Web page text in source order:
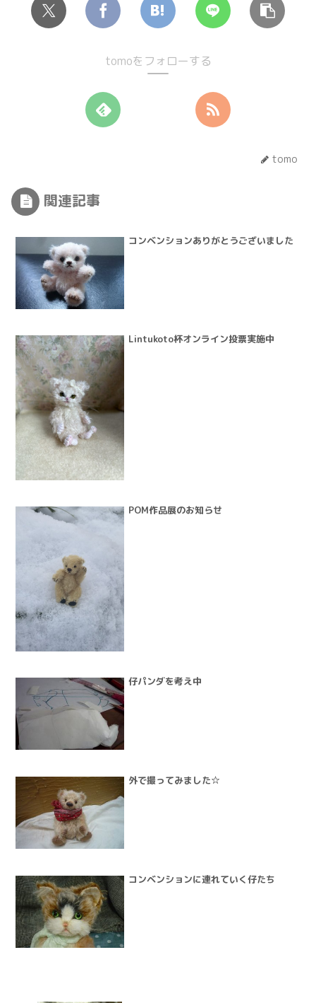
tomoをフォローする
tomo
関連記事
コンベンションありがとうございました
Lintukoto杯オンライン投票実施中
POM作品展のお知らせ
仔パンダを考え中
外で撮ってみました☆
コンベンションに連れていく仔たち